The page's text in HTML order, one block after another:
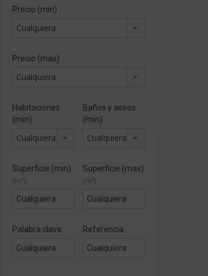
Precio (min)
Cualquiera
Precio (max)
Cualquiera
Habitaciones
(min)
Cualquiera
Baños y aseos
(min)
Cualquiera
Superficie (min)
(m²)
Superficie (max)
(m²)
Palabra clave Referencia